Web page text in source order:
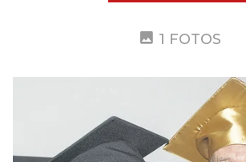
1 FOTOS